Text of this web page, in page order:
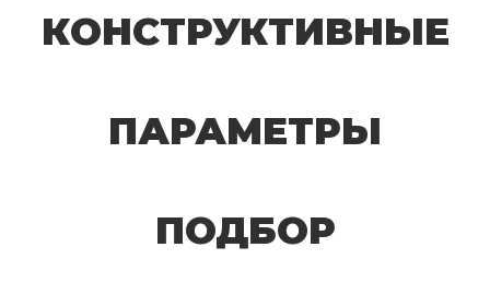
КОНСТРУКТИВНЫЕ
ПАРАМЕТРЫ
ПОДБОР